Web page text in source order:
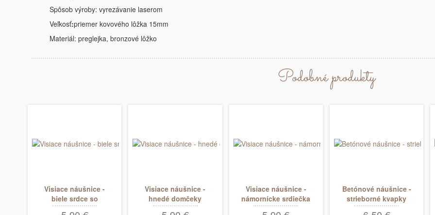
Spôsob výroby: vyrezávanie laserom
Veľkosť:priemer kovového lôžka 15mm
Materiál: preglejka, bronzové lôžko
Podobné produkty
Visiace náušnice -
biele srdce so
zelenými pásikmi
Visiace náušnice -
hnedé domčeky
Visiace náušnice -
námornícke srdiečka
visiace
Betónové náušnice -
strieborné kvapky